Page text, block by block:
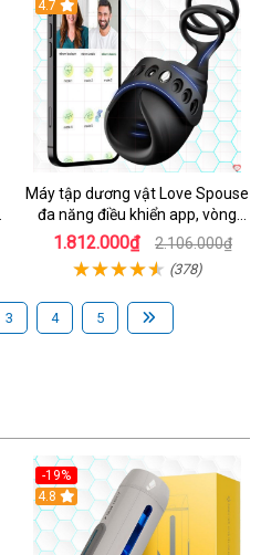
4.7
Máy tập dương vật Love Spouse
đa năng điều khiển app, vòng
đeo siêu tiện
1.812.000₫ 2.106.000₫
(378)
3 4 5
-19%
Hot
4.8